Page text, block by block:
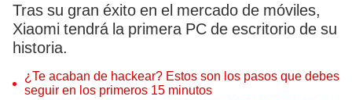
Tras su gran éxito en el mercado de móviles,
Xiaomi tendrá la primera PC de escritorio de su
historia.
¿Te acaban de hackear? Estos son los pasos que debes
seguir en los primeros 15 minutos